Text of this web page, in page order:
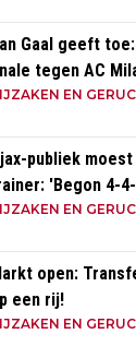
Gaal geeft
tegen AC
EN
publiek moest
'Begon 4-
EN
open:
een rij!
EN